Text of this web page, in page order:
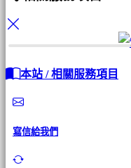
本站 / 相關服務項目
寫信給我們